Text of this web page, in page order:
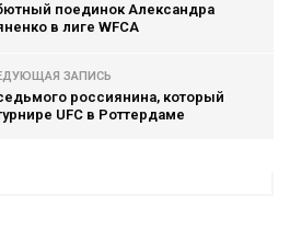
поединок Александра
в лиге WFCA
ЗАПИСЬ
россиянина, который
UFC в Роттердаме